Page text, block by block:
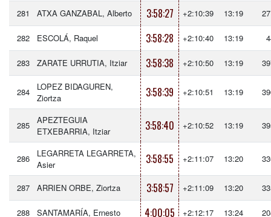
281 ATXA GANZABAL, Alberto 3:58:27 +2:10:39 13:19
282 ESCOLÁ, Raquel 3:58:28 +2:10:40 13:19
283 ZARATE URRUTIA, Itziar 3:58:38 +2:10:50 13:19
284
LOPEZ BIDAGUREN,
Ziortza
3:58:39 +2:10:51 13:19
285
APEZTEGUIA
ETXEBARRIA, Itziar
3:58:40 +2:10:52 13:19
286
LEGARRETA LEGARRETA,
Asier
3:58:55 +2:11:07 13:20
287 ARRIEN ORBE, Ziortza 3:58:57 +2:11:09 13:20
288 SANTAMARÍA, Ernesto 4:00:05 +2:12:17 13:24